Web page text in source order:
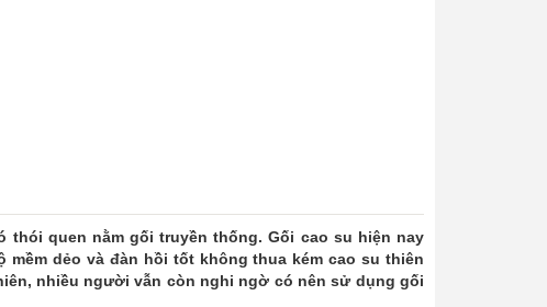
quen nằm gối truyền thống. Gối cao su hiện nay
dẻo và đàn hồi tốt không thua kém cao su thiên
nhiều người vẫn còn nghi ngờ có nên sử dụng gối